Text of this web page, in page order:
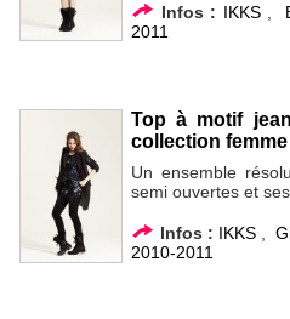
Infos : IKKS,
2011
Top à motif
collection
Un ensemble
semi ouvertes et
Infos : IKKS,
2010-2011